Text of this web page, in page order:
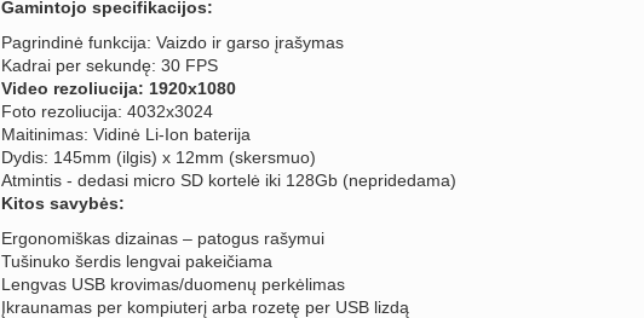
Gamintojo specifikacijos:
Pagrindinė funkcija: Vaizdo ir garso įrašymas
Kadrai per sekundę: 30 FPS
Video rezoliucija: 1920x1080
Foto rezoliucija: 4032x3024
Maitinimas: Vidinė Li-Ion baterija
Dydis: 145mm (ilgis) x 12mm (skersmuo)
Atmintis - dedasi micro SD kortelė iki 128Gb (nepridedama)
Kitos savybės:
Ergonomiškas dizainas – patogus rašymui
Tušinuko šerdis lengvai pakeičiama
Lengvas USB krovimas/duomenų perkėlimas
Įkraunamas per kompiuterį arba rozetę per USB lizdą